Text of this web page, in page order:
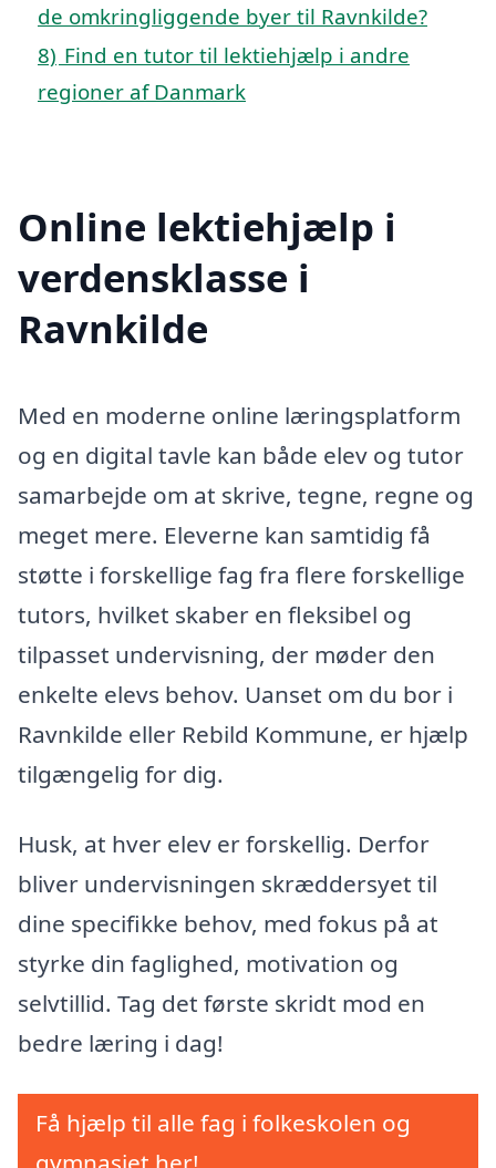
de omkringliggende byer til Ravnkilde?
8) Find en tutor til lektiehjælp i andre
regioner af Danmark
Online lektiehjælp i
verdensklasse i
Ravnkilde
Med en moderne online læringsplatform
og en digital tavle kan både elev og tutor
samarbejde om at skrive, tegne, regne og
meget mere. Eleverne kan samtidig få
støtte i forskellige fag fra flere forskellige
tutors, hvilket skaber en fleksibel og
tilpasset undervisning, der møder den
enkelte elevs behov. Uanset om du bor i
Ravnkilde eller Rebild Kommune, er hjælp
tilgængelig for dig.
Husk, at hver elev er forskellig. Derfor
bliver undervisningen skræddersyet til
dine specifikke behov, med fokus på at
styrke din faglighed, motivation og
selvtillid. Tag det første skridt mod en
bedre læring i dag!
Få hjælp til alle fag i folkeskolen og